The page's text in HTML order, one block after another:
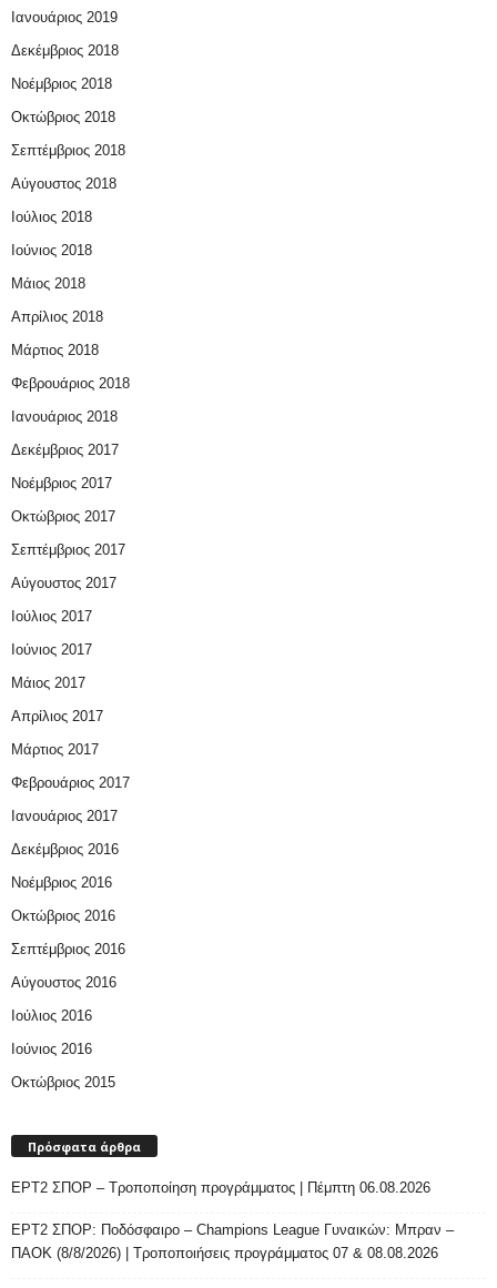
Ιανουάριος 2019
Δεκέμβριος 2018
Νοέμβριος 2018
Οκτώβριος 2018
Σεπτέμβριος 2018
Αύγουστος 2018
Ιούλιος 2018
Ιούνιος 2018
Μάιος 2018
Απρίλιος 2018
Μάρτιος 2018
Φεβρουάριος 2018
Ιανουάριος 2018
Δεκέμβριος 2017
Νοέμβριος 2017
Οκτώβριος 2017
Σεπτέμβριος 2017
Αύγουστος 2017
Ιούλιος 2017
Ιούνιος 2017
Μάιος 2017
Απρίλιος 2017
Μάρτιος 2017
Φεβρουάριος 2017
Ιανουάριος 2017
Δεκέμβριος 2016
Νοέμβριος 2016
Οκτώβριος 2016
Σεπτέμβριος 2016
Αύγουστος 2016
Ιούλιος 2016
Ιούνιος 2016
Οκτώβριος 2015
Πρόσφατα άρθρα
ΕΡΤ2 ΣΠΟΡ – Τροποποίηση προγράμματος | Πέμπτη 06.08.2026
ΕΡΤ2 ΣΠΟΡ: Ποδόσφαιρο – Champions League Γυναικών: Μπραν –
ΠΑΟΚ (8/8/2026) | Τροποποιήσεις προγράμματος 07 & 08.08.2026